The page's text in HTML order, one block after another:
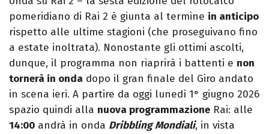
pomeridiano di Rai 2 è giunta al termine in anticipo
rispetto alle ultime stagioni (che proseguivano fino
a estate inoltrata). Nonostante gli ottimi ascolti,
dunque, il programma non riaprirà i battenti e non
tornerà in onda dopo il gran finale del Giro andato
in scena ieri. A partire da oggi lunedì 1° giugno 2026
spazio quindi alla nuova programmazione Rai: alle
14:00 andrà in onda Dribbling Mondiali, in vista